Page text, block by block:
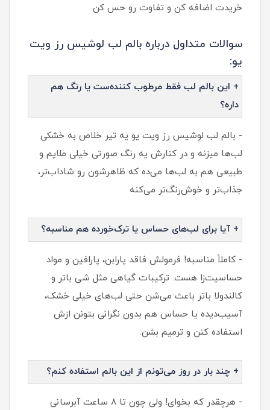
خریدت اضافه کن و تفاوت رو حس کن
سوالات متداول درباره بالم لب لوشیس رز ویت
یو:
+ این بالم لب فقط مرطوب‌ کننده‌ست یا رنگ هم
داره؟
- بالم لب لوشیس رز ویت یو یه تیر خلاص به خشکی
لب‌ها میزنه و در کنارش یه رنگ صورتی خیلی ملایم و
طبیعی هم به لب‌ها می‌ده که ظاهرشون رو شاداب‌تر،
جذاب‌تر و خوش‌رنگ‌تر می‌کنه
+ آیا برای لب‌های حساس یا ترک‌خورده هم مناسبه؟
- کاملاً مناسبه! فرمولش فاقد پارابن، پارافین و مواد
حساسیت‌زا هست. ترکیبات گیاهی مثل شی باتر و
کالندولا باتر باعث می‌شن حتی لب‌های خیلی خشک،
آسیب‌دیده یا حساس هم بدون نگرانی بتونن ازش
استفاده کنن و ترمیم بشن.
+ چند بار در روز می‌تونم از این بالم استفاده کنم؟
- هرچقدر که بخوای! ولی چون تا ۸ ساعت آبرسانی